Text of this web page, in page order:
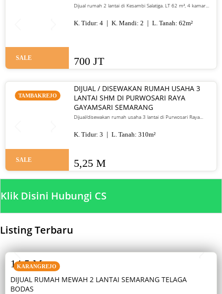
SALE
Dijual rumah 2 lantai di Kesambi Salatiga. LT 62 m², 4 kamar
K. Tidur: 4 K. Mandi: 2 L. Tanah: 62m²
700 JT
TAMBAKREJO
SALE
DIJUAL / DISEWAKAN RUMAH USAHA 3
LANTAI SHM DI PURWOSARI RAYA
GAYAMSARI SEMARANG
Dijual/disewakan rumah usaha 3 lantai di Purwosari Raya
utama. Jual 5,25 M / sewa 135 juta per tahun.
K. Tidur: 3 L. Tanah: 310m²
5,25 M
Klik Disini Hubungi CS
Listing Terbaru
KARANGREJO
DIJUAL RUMAH MEWAH 2 LANTAI SEMARANG TELAGA
BODAS
14,5 M